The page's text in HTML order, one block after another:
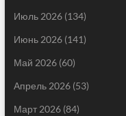
Июль 2026(134)
Июнь 2026(141)
Май 2026(60)
Апрель 2026(53)
Март 2026(84)